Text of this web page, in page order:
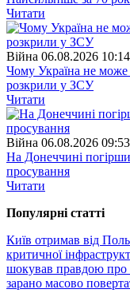
Читати
Війна 06.08.2026
Чому Україна не
розкрили у ЗСУ
Читати
Війна 06.08.2026
На Донеччині
просування
Читати
Популярнi статтi
Київ отримав від
критичної
шокував правдою про
зарано масово